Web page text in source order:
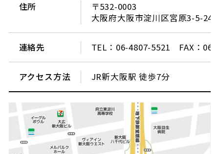
住所
〒532-0003
大阪府大阪市淀川区宮原3-5-
連絡先 TEL：06-4807-5521 FAX：06-
アクセス方法 JR新大阪駅 徒歩7分